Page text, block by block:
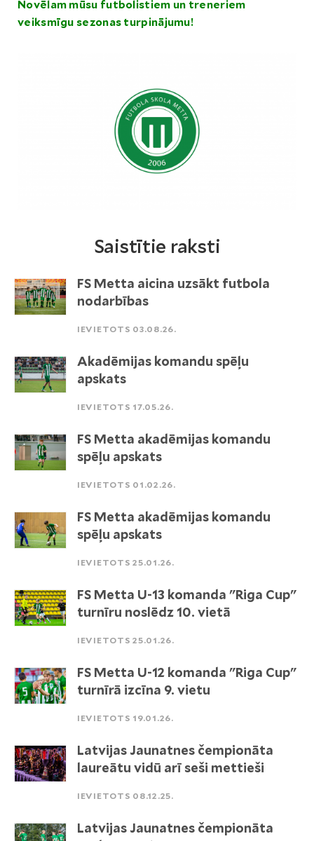
Novēlam mūsu futbolistiem un treneriem
veiksmīgu sezonas turpinājumu!
Saistītie raksti
FS Metta aicina uzsākt futbola
nodarbības
IEVIETOTS 03.08.26.
Akadēmijas komandu spēļu
apskats
IEVIETOTS 17.05.26.
FS Metta akadēmijas komandu
spēļu apskats
IEVIETOTS 01.02.26.
FS Metta akadēmijas komandu
spēļu apskats
IEVIETOTS 25.01.26.
FS Metta U-13 komanda "Riga Cup"
turnīru noslēdz 10. vietā
IEVIETOTS 25.01.26.
FS Metta U-12 komanda "Riga Cup"
turnīrā izcīna 9. vietu
IEVIETOTS 19.01.26.
Latvijas Jaunatnes čempionāta
laureātu vidū arī seši mettieši
IEVIETOTS 08.12.25.
Latvijas Jaunatnes čempionāta